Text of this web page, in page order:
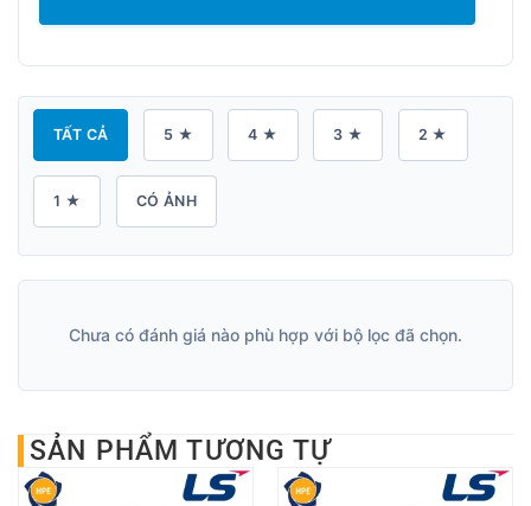
TẤT CẢ 5 ★ 4 ★ 3 ★ 2 ★
1 ★ CÓ ẢNH
Chưa có đánh giá nào phù hợp với bộ lọc đã chọn.
SẢN PHẨM TƯƠNG TỰ